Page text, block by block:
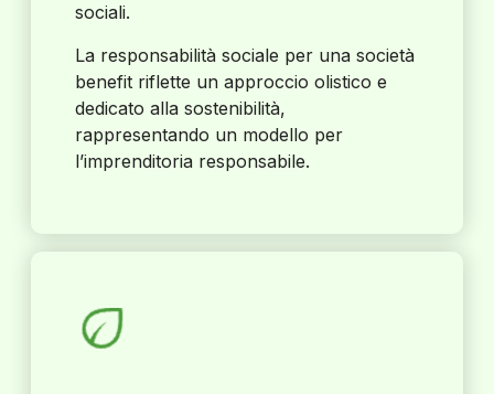
sociali.
La responsabilità sociale per una società
benefit riflette un approccio olistico e
dedicato alla sostenibilità,
rappresentando un modello per
l’imprenditoria responsabile.